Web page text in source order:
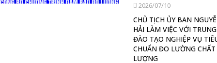
2026/07/10 2026/07/10
Trung tâm Đào tạo
TCĐLCL: 32 năm bền bỉ
thức, đồng hành cùng
nhà nước và doanh nghiệp